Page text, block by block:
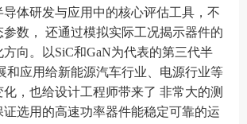
体研发与应用中的核心评估工具，不
数， 还通过模拟实际工况揭示器件的
向。以SiC和GaN为代表的第三代半
和应用给新能源汽车行业、电源行业等
，也给设计工程师带来了 非常大的测
选用的高速功率器件能稳定可靠的运